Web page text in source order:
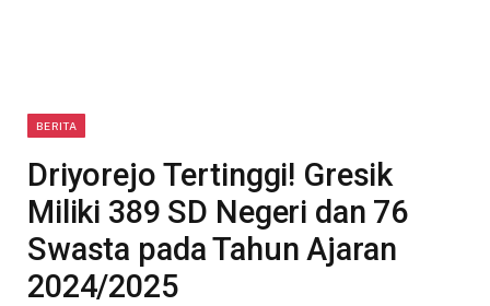
BERITA
Driyorejo Tertinggi! Gresik
Miliki 389 SD Negeri dan 76
Swasta pada Tahun Ajaran
2024/2025